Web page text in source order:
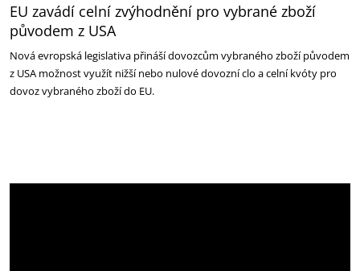
EU zavádí celní zvýhodnění pro vybrané zboží
původem z USA
Nová evropská legislativa přináší dovozcům vybraného zboží původem
z USA možnost využít nižší nebo nulové dovozní clo a celní kvóty pro
dovoz vybraného zboží do EU.